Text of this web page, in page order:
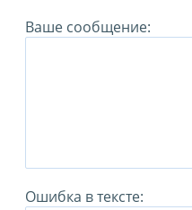
Ваше сообщение:
Ошибка в тексте: